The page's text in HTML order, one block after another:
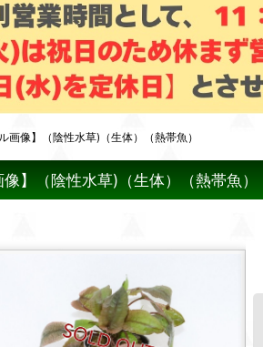
画像】（陰性水草)（生体）（熱帯魚）
】（陰性水草)（生体）（熱帯魚）